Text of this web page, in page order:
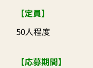
【定員】
50人程度
【応募期間】